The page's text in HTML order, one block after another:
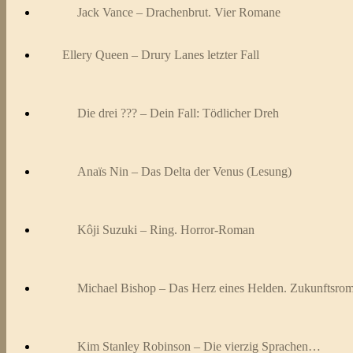
Jack Vance – Drachenbrut. Vier Romane
Ellery Queen – Drury Lanes letzter Fall
Die drei ??? – Dein Fall: Tödlicher Dreh
Anaïs Nin – Das Delta der Venus (Lesung)
Kôji Suzuki – Ring. Horror-Roman
Michael Bishop – Das Herz eines Helden.
Kim Stanley Robinson – Die vierzig Sprachen…